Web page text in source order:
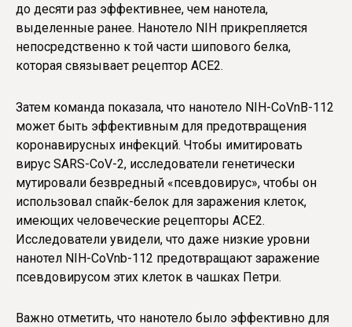
до десяти раз эффективнее, чем нанотела,
выделенные ранее. Нанотело NIH прикрепляется
непосредственно к той части шипового белка,
которая связывает рецептор ACE2.
Затем команда показала, что нанотело NIH-CoVnB-112
может быть эффективным для предотвращения
коронавирусных инфекций. Чтобы имитировать
вирус SARS-CoV-2, исследователи генетически
мутировали безвредный «псевдовирус», чтобы он
использовал спайк-белок для заражения клеток,
имеющих человеческие рецепторы ACE2.
Исследователи увидели, что даже низкие уровни
нанотел NIH-CoVnb-112 предотвращают заражение
псевдовирусом этих клеток в чашках Петри.
Важно отметить, что нанотело было эффективно для